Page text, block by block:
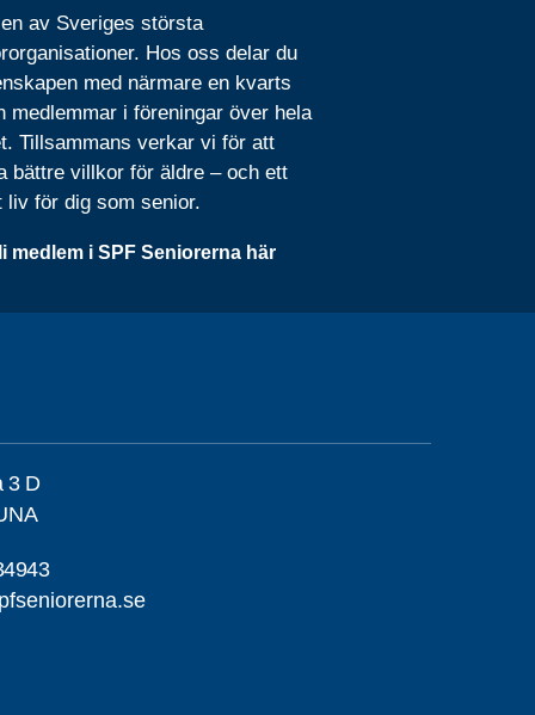
av Sveriges största
Hos oss delar du
med närmare en kvarts
medlemmar i föreningar över hela
Tillsammans verkar vi för att
bättre villkor för äldre – och ett
liv för dig som senior.
medlem i SPF Seniorerna här
3 D